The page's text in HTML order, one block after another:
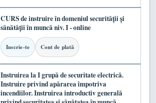
CURS de instruire în domeniul securității și
sănătății în muncă niv. I - online
Inscrie-te Cont de plată
Instruirea la I grupă de securitate electrică.
Instruire privind apărarea împotriva
incendiilor. Instruirea introductiv generală